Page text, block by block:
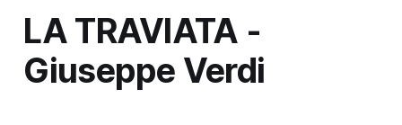
LA TRAVIATA -
Giuseppe Verdi